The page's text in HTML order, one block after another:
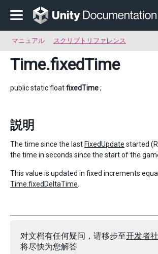
マニュアル スクリプトリファレンス
Time.fixedTime
public static floatfixedTime;
説明
The time since the last FixedUpdate started
the time in seconds since the start of the
This value is updated in fixed increments
Time.fixedDeltaTime
对文档有任何疑问，请移步至开发者
将尽快为您解答